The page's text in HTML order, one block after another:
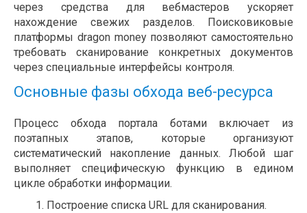
через средства для вебмастеров ускоряет
нахождение свежих разделов. Поисковиковые
платформы dragon money позволяют самостоятельно
требовать сканирование конкретных документов
через специальные интерфейсы контроля.
Основные фазы обхода веб-ресурса
Процесс обхода портала ботами включает из
поэтапных этапов, которые организуют
систематический накопление данных. Любой шаг
выполняет специфическую функцию в едином
цикле обработки информации.
Построение списка URL для сканирования.